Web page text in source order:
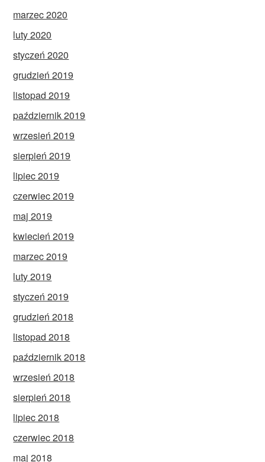
marzec 2020
luty 2020
styczeń 2020
grudzień 2019
listopad 2019
październik 2019
wrzesień 2019
sierpień 2019
lipiec 2019
czerwiec 2019
maj 2019
kwiecień 2019
marzec 2019
luty 2019
styczeń 2019
grudzień 2018
listopad 2018
październik 2018
wrzesień 2018
sierpień 2018
lipiec 2018
czerwiec 2018
maj 2018